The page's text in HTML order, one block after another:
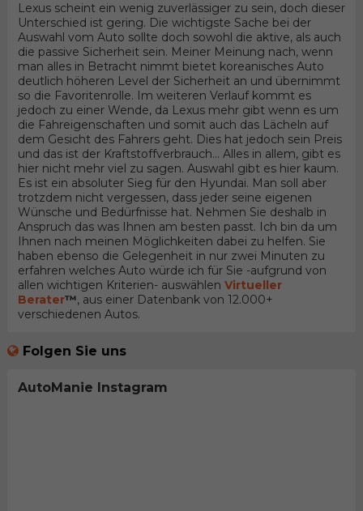
Lexus scheint ein wenig zuverlässiger zu sein, doch dieser
Unterschied ist gering. Die wichtigste Sache bei der
Auswahl vom Auto sollte doch sowohl die aktive, als auch
die passive Sicherheit sein. Meiner Meinung nach, wenn
man alles in Betracht nimmt bietet koreanisches Auto
deutlich höheren Level der Sicherheit an und übernimmt
so die Favoritenrolle. Im weiteren Verlauf kommt es
jedoch zu einer Wende, da Lexus mehr gibt wenn es um
die Fahreigenschaften und somit auch das Lächeln auf
dem Gesicht des Fahrers geht. Dies hat jedoch sein Preis
und das ist der Kraftstoffverbrauch... Alles in allem, gibt es
hier nicht mehr viel zu sagen. Auswahl gibt es hier kaum.
Es ist ein absoluter Sieg für den Hyundai. Man soll aber
trotzdem nicht vergessen, dass jeder seine eigenen
Wünsche und Bedürfnisse hat. Nehmen Sie deshalb in
Anspruch das was Ihnen am besten passt. Ich bin da um
Ihnen nach meinen Möglichkeiten dabei zu helfen. Sie
haben ebenso die Gelegenheit in nur zwei Minuten zu
erfahren welches Auto würde ich für Sie -aufgrund von
allen wichtigen Kriterien- auswählen Virtueller
Berater™, aus einer Datenbank von 12.000+
verschiedenen Autos.
Folgen Sie uns
AutoManie Instagram